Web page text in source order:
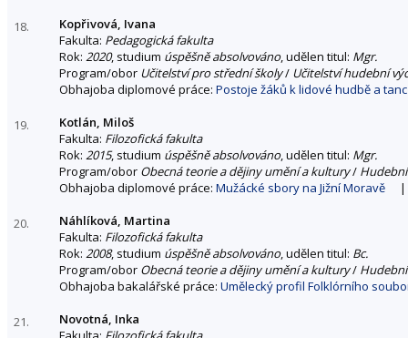
18.
Kopřivová, Ivana
Fakulta: Pedagogická fakulta
Rok: 2020, studium úspěšně absolvováno, udělen titul: Mgr.
Program/obor Učitelství pro střední školy/ Učitelství hudební
Obhajoba diplomové práce: Postoje žáků k lidové hudbě a
19.
Kotlán, Miloš
Fakulta: Filozofická fakulta
Rok: 2015, studium úspěšně absolvováno, udělen titul: Mgr.
Program/obor Obecná teorie a dějiny umění a kultury/
Obhajoba diplomové práce: Mužácké sbory na Jižní Moravě |
20.
Náhlíková, Martina
Fakulta: Filozofická fakulta
Rok: 2008, studium úspěšně absolvováno, udělen titul: Bc.
Program/obor Obecná teorie a dějiny umění a kultury/
Obhajoba bakalářské práce: Umělecký profil Folklórního
21.
Novotná, Inka